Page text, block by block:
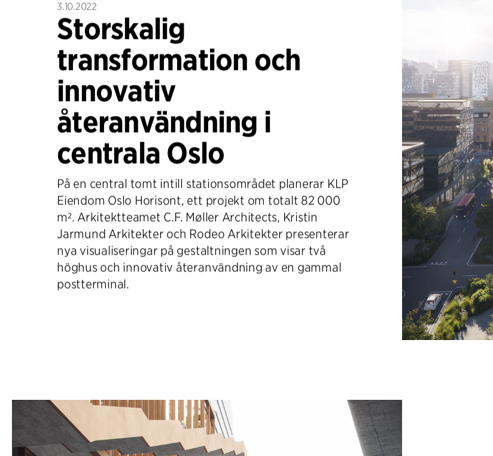
3.10.2022
Storskalig
transformation och
innovativ
återanvändning i
centrala Oslo
På en central tomt intill stationsområdet planerar KLP
Eiendom Oslo Horisont, ett projekt om totalt 82 000
m². Arkitektteamet C.F. Møller Architects, Kristin
Jarmund Arkitekter och Rodeo Arkitekter presenterar
nya visualiseringar på gestaltningen som visar två
höghus och innovativ återanvändning av en gammal
postterminal.